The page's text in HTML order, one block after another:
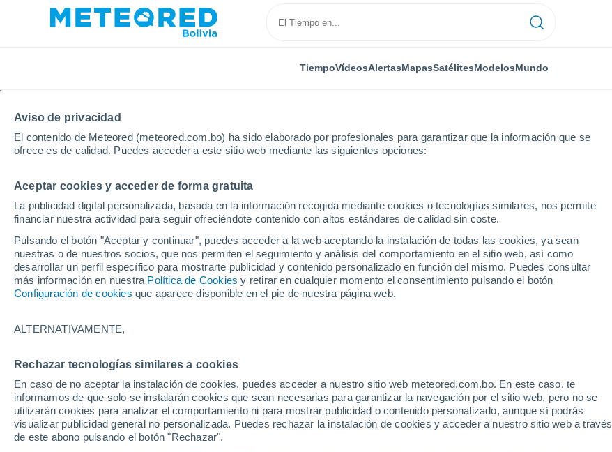
Aviso de privacidad
El contenido de Meteored (meteored.com.bo) ha sido elaborado por profesionales para garantizar que la información que se
ofrece es de calidad. Puedes acceder a este sitio web mediante las siguientes opciones:
Aceptar cookies y acceder de forma gratuita
La publicidad digital personalizada, basada en la información recogida mediante cookies o tecnologías similares, nos permite
financiar nuestra actividad para seguir ofreciéndote contenido con altos estándares de calidad sin coste.
Pulsando el botón "Aceptar y continuar", puedes acceder a la web aceptando la instalación de todas las cookies, ya sean
nuestras o de nuestros socios, que nos permiten el seguimiento y análisis del comportamiento en el sitio web, así como
desarrollar un perfil específico para mostrarte publicidad y contenido personalizado en función del mismo. Puedes consultar
más información en nuestra Política de Cookies y retirar en cualquier momento el consentimiento pulsando el botón
Configuración de cookies que aparece disponible en el pie de nuestra página web.
ALTERNATIVAMENTE,
Rechazar tecnologías similares a cookies
En caso de no aceptar la instalación de cookies, puedes acceder a nuestro sitio web meteored.com.bo. En este caso, te
informamos de que solo se instalarán cookies que sean necesarias para garantizar la navegación por el sitio web, pero no se
utilizarán cookies para analizar el comportamiento ni para mostrar publicidad o contenido personalizado, aunque sí podrás
visualizar publicidad general no personalizada. Puedes rechazar la instalación de cookies y acceder a nuestro sitio web a través
de este abono pulsando el botón "Rechazar".
TiempoVídeosAlertasMapasSatélitesModelosMundo
Inicio Serbia Distrito de Bor
Tiempo en el Distrito de Bor
Hoy, 8 agosto Todo el día Símbolo
34°
21°
Negotin
20°
Kladovo
32°
Crnajka
29°
18°
Vlaole